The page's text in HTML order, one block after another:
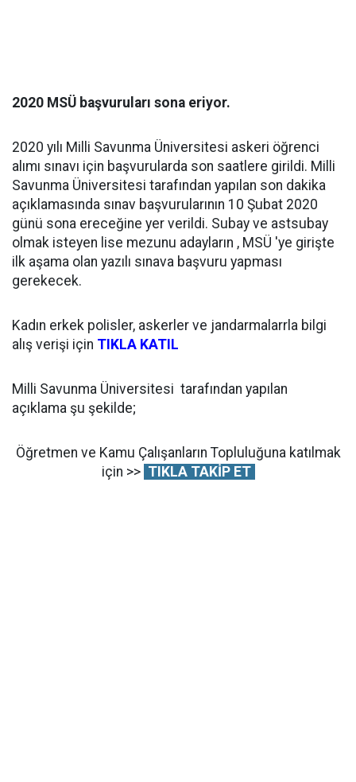
2020 MSÜ başvuruları sona eriyor.
2020 yılı Milli Savunma Üniversitesi askeri öğrenci
alımı sınavı için başvurularda son saatlere girildi. Milli
Savunma Üniversitesi tarafından yapılan son dakika
açıklamasında sınav başvurularının 10 Şubat 2020
günü sona ereceğine yer verildi. Subay ve astsubay
olmak isteyen lise mezunu adayların , MSÜ 'ye girişte
ilk aşama olan yazılı sınava başvuru yapması
gerekecek.
Kadın erkek polisler, askerler ve jandarmalarrla bilgi
alış verişi için TIKLA KATIL
Milli Savunma Üniversitesi tarafından yapılan
açıklama şu şekilde;
Öğretmen ve Kamu Çalışanların Topluluğuna katılmak
için >> TIKLA TAKİP ET